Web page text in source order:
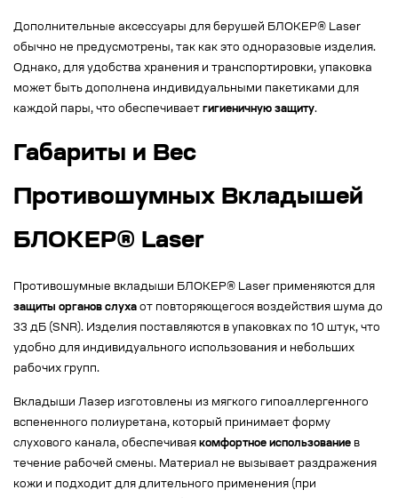
Дополнительные аксессуары для берушей БЛОКЕР® Laser
обычно не предусмотрены, так как это одноразовые изделия.
Однако, для удобства хранения и транспортировки, упаковка
может быть дополнена индивидуальными пакетиками для
каждой пары, что обеспечивает гигиеничную защиту.
Габариты и Вес
Противошумных Вкладышей
БЛОКЕР® Laser
Противошумные вкладыши БЛОКЕР® Laser применяются для
защиты органов слуха от повторяющегося воздействия шума до
33 дБ (SNR). Изделия поставляются в упаковках по 10 штук, что
удобно для индивидуального использования и небольших
рабочих групп.
Вкладыши Лазер изготовлены из мягкого гипоаллергенного
вспененного полиуретана, который принимает форму
слухового канала, обеспечивая комфортное использование в
течение рабочей смены. Материал не вызывает раздражения
кожи и подходит для длительного применения (при